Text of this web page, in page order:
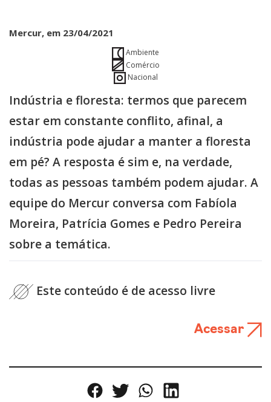
Mercur, em 23/04/2021
Ambiente
Comércio
Nacional
Indústria e floresta: termos que parecem
estar em constante conflito, afinal, a
indústria pode ajudar a manter a floresta
em pé? A resposta é sim e, na verdade,
todas as pessoas também podem ajudar. A
equipe do Mercur conversa com Fabíola
Moreira, Patrícia Gomes e Pedro Pereira
sobre a temática.
Este conteúdo é de acesso livre
Acessar